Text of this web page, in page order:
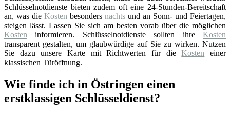
Schlüsselnotdienste bieten zudem oft eine 24-Stunden-Bereitschaft
an, was die Kosten besonders nachts und an Sonn- und Feiertagen,
steigen lässt. Lassen Sie sich am besten vorab über die möglichen
Kosten informieren. Schlüsselnotdienste sollten ihre Kosten
transparent gestalten, um glaubwürdige auf Sie zu wirken. Nutzen
Sie dazu unsere Karte mit Richtwerten für dieKosten einer
klassischen Türöffnung.
Wie finde ich in Östringen einen
erstklassigen Schlüsseldienst?